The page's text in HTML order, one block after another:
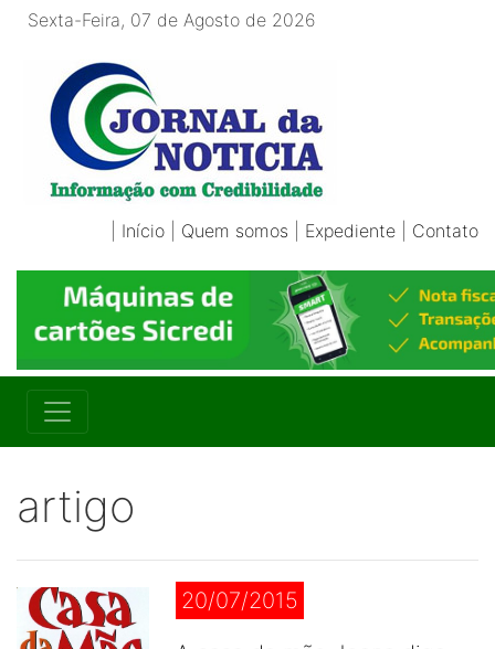
Sexta-Feira, 07 de Agosto de 2026
Início Quem somos Expediente Contato
artigo
20/07/2015